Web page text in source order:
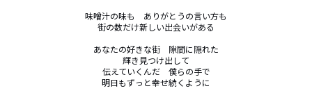
味噌汁の味も　ありがとうの言い方も
街の数だけ新しい出会いがある
あなたの好きな街　隙間に隠れた
輝き見つけ出して
伝えていくんだ　僕らの手で
明日もずっと幸せ続くように